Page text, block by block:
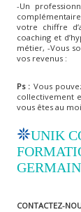
-Un
votre chiffre
coaching et
métier, -Vous
vos revenus :
Ps : Vous
collectivement
vous êtes au
UNIK
CONTACTEZ-